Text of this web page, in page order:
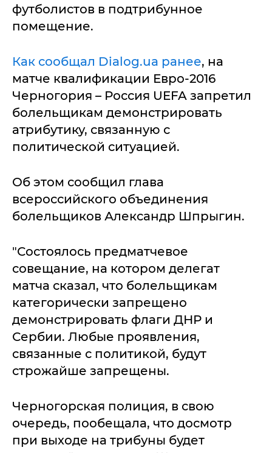
футболистов в подтрибунное
помещение.
Как сообщал Dialog.ua ранее, на
матче квалификации Евро-2016
Черногория – Россия UEFA запретил
болельщикам демонстрировать
атрибутику, связанную с
политической ситуацией.
Об этом сообщил глава
всероссийского объединения
болельщиков Александр Шпрыгин.
"Состоялось предматчевое
совещание, на котором делегат
матча сказал, что болельщикам
категорически запрещено
демонстрировать флаги ДНР и
Сербии. Любые проявления,
связанные с политикой, будут
строжайше запрещены.
Черногорская полиция, в свою
очередь, пообещала, что досмотр
при выходе на трибуны будет